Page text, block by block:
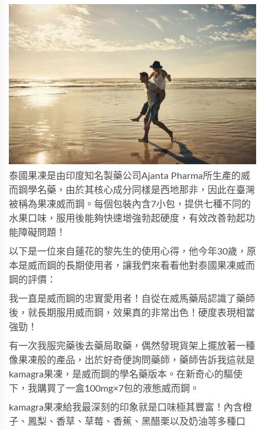
泰國果凍是由印度知名製藥公司Ajanta Pharma所生產的威
而鋼學名藥，由於其核心成分同樣是西地那非，因此在臺灣
被稱為果凍威而鋼。每個包裝內含7小包，提供七種不同的
水果口味，服用後能夠快速增強勃起硬度，有效改善勃起功
能障礙問題！
以下是一位來自蓮花的黎先生的使用心得，他今年30歲，原
本是威而鋼的長期使用者，讓我們來看看他對泰國果凍威而
鋼 的評價：
我一直是威而鋼的忠實愛用者！自從在威馬藥局認識了藥師
後，就長期服用威而鋼，效果真的非常出色！硬度表現相當
強勁！
有一次我服完藥後去藥局取藥，偶然發現貨架上擺放著一種
像果凍般的產品，出於好奇便詢問藥師，藥師告訴我這就是
kamagra果凍，是威而鋼的學名藥版本。在新奇心的驅使
下，我購買了一盒100mg×7包的液態威而鋼。
kamagra果凍給我最深刻的印象就是口味極其豐富！內含橙
子、鳳梨、香草、草莓、香蕉、黑醋栗以及奶油等多種口